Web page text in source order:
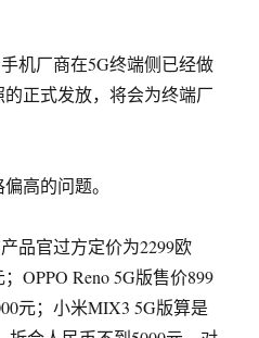
机厂商在5G终端侧已经做
正式发放，将会为终端厂
高的问题。
品官过方定价为2299欧
OPPO Reno 5G版售价899
元；小米MIX3 5G版算是